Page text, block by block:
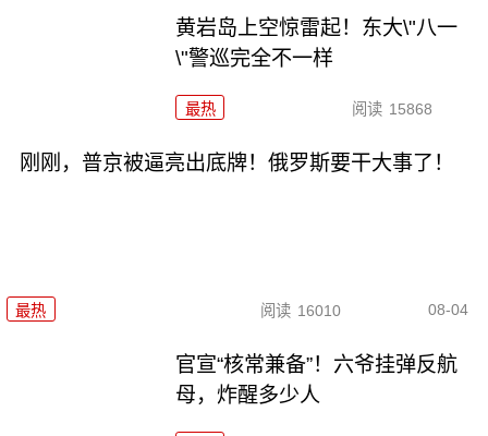
黄岩岛上空惊雷起！东大\"八一
\"警巡完全不一样
最热 阅读 15868
刚刚，普京被逼亮出底牌！俄罗斯要干大事了！
最热 阅读 16010 08-04
官宣“核常兼备”！六爷挂弹反航
母，炸醒多少人